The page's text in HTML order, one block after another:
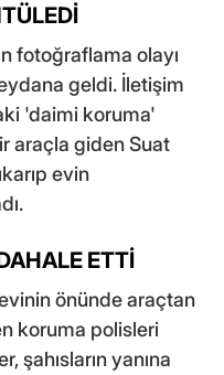
fotoğraflama olayı
geldi. İletişim
'daimi koruma'
araçla giden Suat
evin
ETTİ
önünde araçtan
koruma polisleri
şahısların yanına